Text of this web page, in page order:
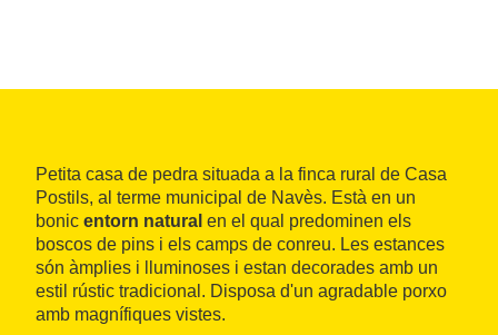
Petita casa de pedra situada a la finca rural de Casa
Postils, al terme municipal de Navès. Està en un
bonic entorn natural en el qual predominen els
boscos de pins i els camps de conreu. Les estances
són àmplies i lluminoses i estan decorades amb un
estil rústic tradicional. Disposa d'un agradable porxo
amb magnífiques vistes.